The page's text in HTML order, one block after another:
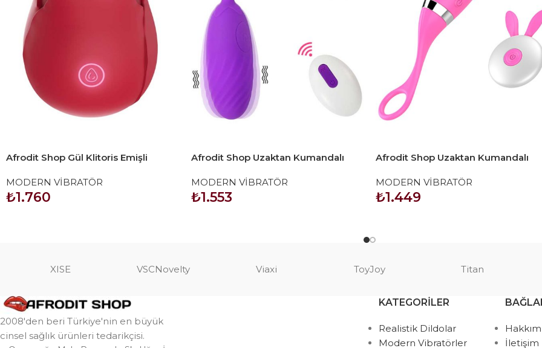
Afrodit Shop Gül Klitoris Emişli
MODERN VİBRATÖR
₺1.760
Afrodit Shop Uzaktan Kumandalı
MODERN VİBRATÖR
₺1.553
Afrodit Shop Uzaktan Kumandalı
MODERN VİBRATÖR
₺1.449
XISE VSCNovelty Viaxi ToyJoy Titan
2008'den beri Türkiye'nin en büyük
cinsel sağlık ürünleri tedarikçisi.
KATEGORILER
Realistik Dildolar
Modern Vibratörler
İletişim